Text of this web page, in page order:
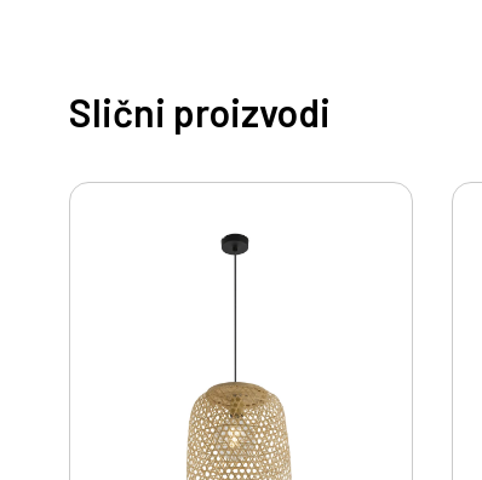
Slični proizvodi